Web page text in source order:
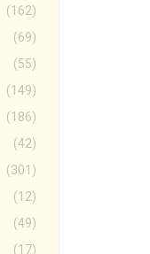
(162)
(69)
(55)
(149)
(186)
(42)
(301)
(12)
(49)
(17)